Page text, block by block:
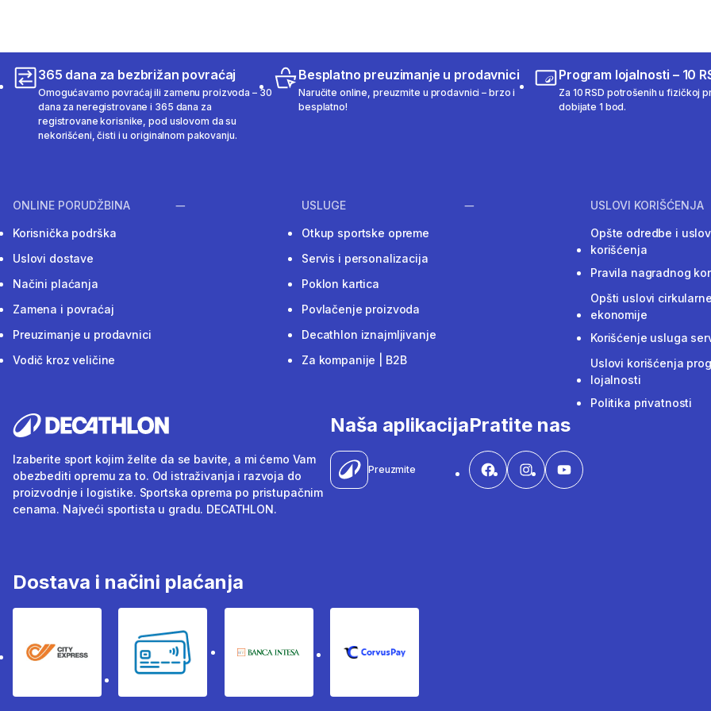
365 dana za bezbrižan povraćaj
Omogućavamo povraćaj ili zamenu proizvoda – 30
dana za neregistrovane i 365 dana za
registrovane korisnike, pod uslovom da su
nekorišćeni, čisti i u originalnom pakovanju.
Besplatno preuzimanje u prodavnici
Naručite online, preuzmite u prodavnici – brzo i
besplatno!
Program lojalnosti – 10
Za 10 RSD potrošenih u fizičkoj
dobijate 1 bod.
ONLINE PORUDŽBINA
Korisnička podrška
Uslovi dostave
Načini plaćanja
Zamena i povraćaj
Preuzimanje u prodavnici
Vodič kroz veličine
USLUGE
Otkup sportske opreme
Servis i personalizacija
Poklon kartica
Povlačenje proizvoda
Decathlon iznajmljivanje
Za kompanije | B2B
USLOVI KORIŠĆENJA
Opšte odredbe i
korišćenja
Pravila nagradnog
Opšti uslovi cirkularne
ekonomije
Korišćenje usluga
Uslovi korišćenja
lojalnosti
Politika privatnosti
Izaberite sport kojim želite da se bavite, a mi ćemo Vam
obezbediti opremu za to. Od istraživanja i razvoja do
proizvodnje i logistike. Sportska oprema po pristupačnim
cenama. Najveći sportista u gradu. DECATHLON.
Naša aplikacija
Preuzmite
Pratite nas
Dostava i načini plaćanja
City Express Bankovne karticeBanka Intesa CorvusPay